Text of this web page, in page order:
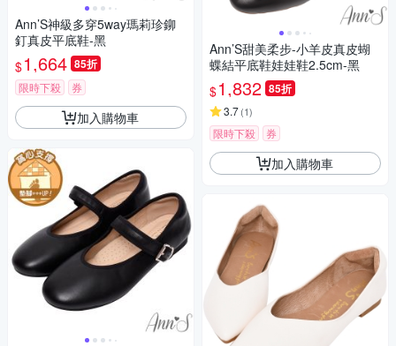
Ann’S神級多穿5way瑪莉珍鉚
釘真皮平底鞋-黑
$1,664 85折
限時下殺 券
加入購物車
Ann’S甜美柔步-小羊皮真皮蝴
蝶結平底鞋娃娃鞋2.5cm-黑
$1,832 85折
3.7(1)
限時下殺 券
加入購物車